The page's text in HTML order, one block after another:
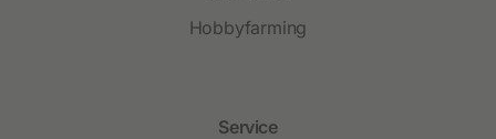
Hobbyfarming
Service